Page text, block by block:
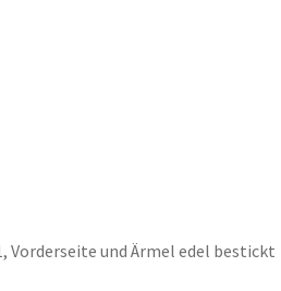
Vorderseite und Ärmel edel bestickt